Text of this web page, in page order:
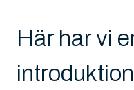
Här har vi